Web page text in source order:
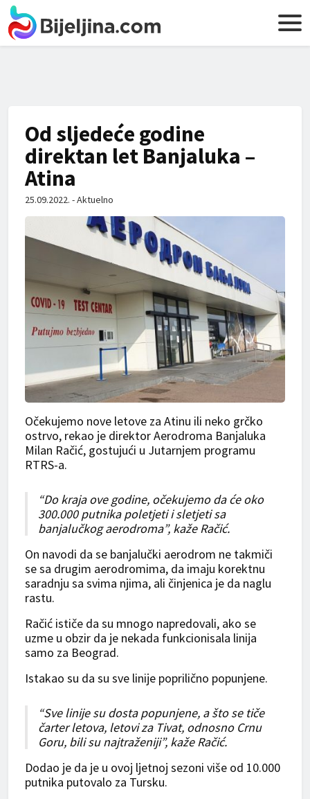
Od sljedeće godine
direktan let Banjaluka –
Atina
25.09.2022. - Aktuelno
Očekujemo nove letove za Atinu ili neko grčko
ostrvo, rekao je direktor Aerodroma Banjaluka
Milan Račić, gostujući u Jutarnjem programu
RTRS-a.
“Do kraja ove godine, očekujemo da će oko
300.000 putnika poletjeti i sletjeti sa
banjalučkog aerodroma”, kaže Račić.
On navodi da se banjalučki aerodrom ne takmiči
se sa drugim aerodromima, da imaju korektnu
saradnju sa svima njima, ali činjenica je da naglu
rastu.
Račić ističe da su mnogo napredovali, ako se
uzme u obzir da je nekada funkcionisala linija
samo za Beograd.
Istakao su da su sve linije poprilično popunjene.
“Sve linije su dosta popunjene, a što se tiče
čarter letova, letovi za Tivat, odnosno Crnu
Goru, bili su najtraženiji”, kaže Račić.
Dodao je da je u ovoj ljetnoj sezoni više od 10.000
putnika putovalo za Tursku.